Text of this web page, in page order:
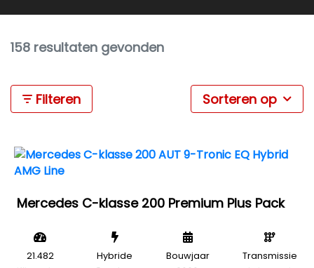
158 resultaten gevonden
Filteren Sorteren op
Mercedes C-klasse 200 Premium Plus Pack
21.482
Hybride
Bouwjaar
Transmissie